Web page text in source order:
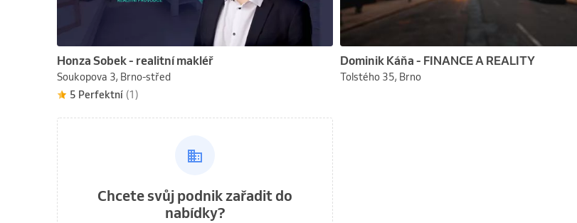
Honza Sobek - realitní makléř
Soukopova 3, Brno-střed
5 Perfektní (1)
Dominik Káňa - FINANCE A REALITY
Tolstého 35, Brno
Chcete svůj podnik zařadit do
nabídky?